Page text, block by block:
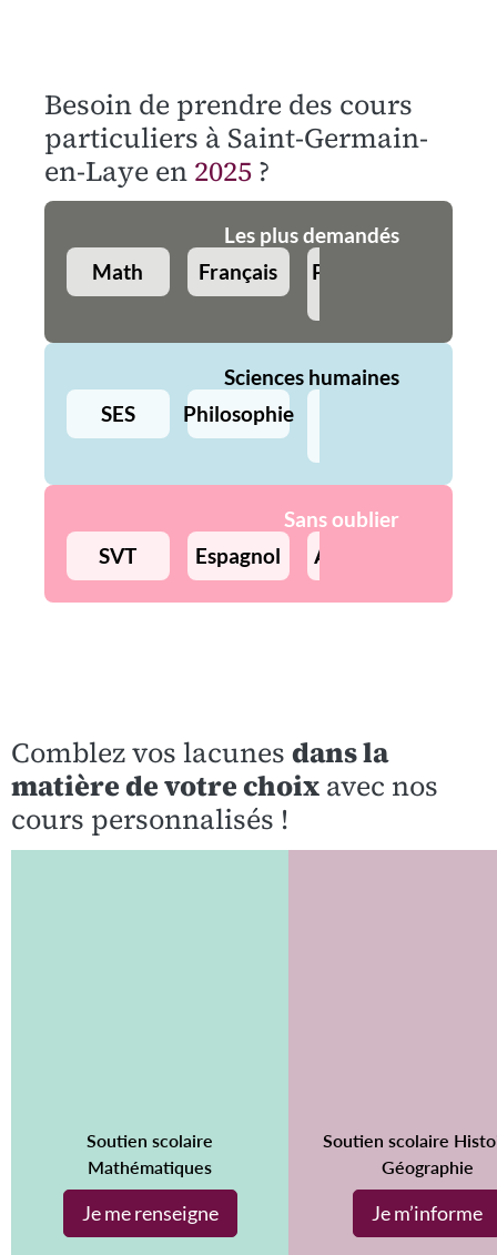
Besoin de prendre des cours
particuliers à Saint-Germain-
en-Laye en 2025 ?
Les plus demandés
Math
Français
Physique-
Sciences humaines
SES
Philosophie
Sans oublier
SVT
Espagnol Allemand
Comblez vos lacunes dans la
matière de votre choix avec nos
cours personnalisés !
Soutien scolaire
Mathématiques
Je me renseigne
Soutien scolaire
Géographie
Je m’informe